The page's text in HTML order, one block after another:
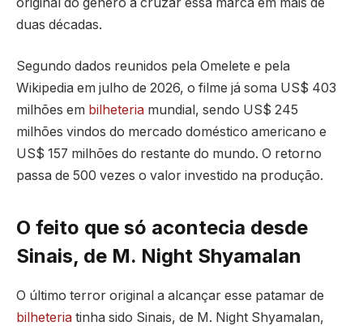
duas décadas.
Segundo dados reunidos pela Omelete e pela
Wikipedia em julho de 2026, o filme já soma US$ 403
milhões em bilheteria mundial, sendo US$ 245
milhões vindos do mercado doméstico americano e
US$ 157 milhões do restante do mundo. O retorno
passa de 500 vezes o valor investido na produção.
O feito que só acontecia desde
Sinais, de M. Night Shyamalan
O último terror original a alcançar esse patamar de
bilheteria tinha sido Sinais, de M. Night Shyamalan,